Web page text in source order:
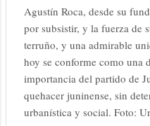
Agustín Roca, desde su
por subsistir, y la fuerza de
terruño, y una admirable
hoy se conforme como una
importancia del partido de
quehacer juninense, sin
urbanística y social. Foto: